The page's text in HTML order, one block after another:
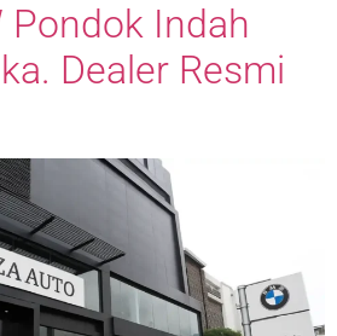
Pondok Indah
Dealer Resmi